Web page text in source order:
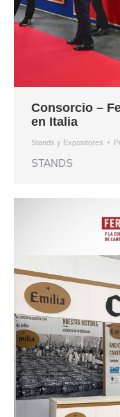
Consorcio –
en Italia
Stands y Expositores
STANDS